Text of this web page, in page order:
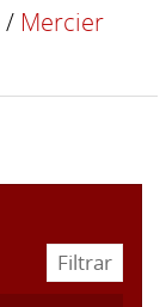
/ Mercier